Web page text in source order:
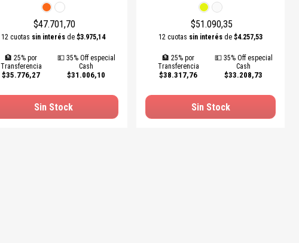
$47.701,70
12 cuotas sin interés de$3.975,14
🏦 25% por
Transferencia
$35.776,27
💵 35% Off especial
Cash
$31.006,10
Sin Stock
$51.090,35
12 cuotas sin interés de$4.257,53
🏦 25% por
Transferencia
$38.317,76
💵 35% Off especial
Cash
$33.208,73
Sin Stock